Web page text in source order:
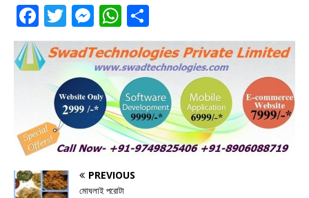
F
a
c
e
o
o
k
T
w
it
te
r
M
e
ss
e
n
g
e
r
W
h
at
s
A
p
p
h
ar
e
PREVIOUS
মোঘলাই পরোটা